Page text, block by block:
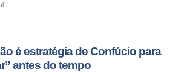
é estratégia de Confúcio para
antes do tempo